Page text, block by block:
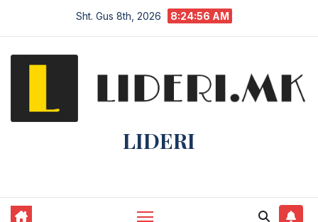
Sht. Gus 8th, 2026 8:24:56 AM
LIDERI